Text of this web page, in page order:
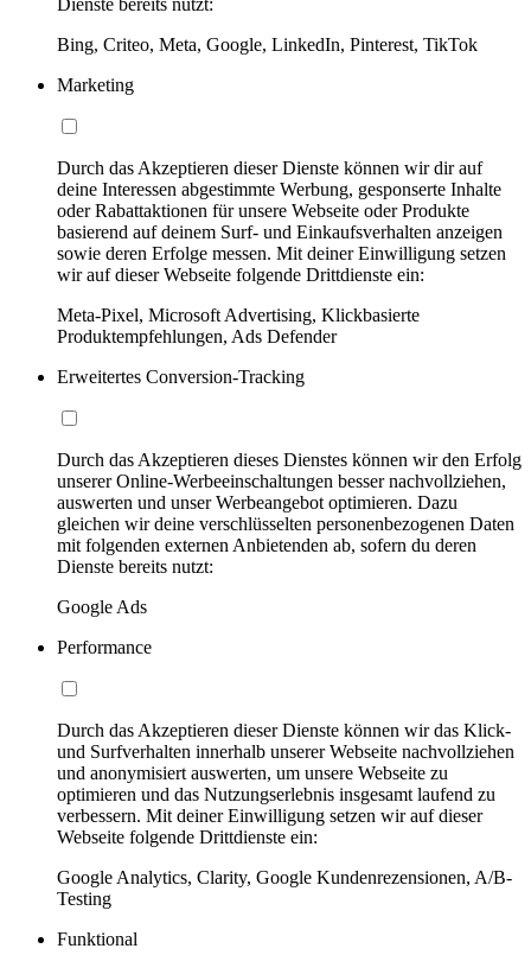
Bing, Criteo, Meta, Google, LinkedIn, Pinterest, TikTok
Marketing
Durch das Akzeptieren dieser Dienste können wir dir auf
deine Interessen abgestimmte Werbung, gesponserte Inhalte
oder Rabattaktionen für unsere Webseite oder Produkte
basierend auf deinem Surf- und Einkaufsverhalten anzeigen
sowie deren Erfolge messen. Mit deiner Einwilligung setzen
wir auf dieser Webseite folgende Drittdienste ein:
Meta-Pixel, Microsoft Advertising, Klickbasierte
Produktempfehlungen, Ads Defender
Erweitertes Conversion-Tracking
Durch das Akzeptieren dieses Dienstes können wir den Erfolg
unserer Online-Werbeeinschaltungen besser nachvollziehen,
auswerten und unser Werbeangebot optimieren. Dazu
gleichen wir deine verschlüsselten personenbezogenen Daten
mit folgenden externen Anbietenden ab, sofern du deren
Dienste bereits nutzt:
Google Ads
Performance
Durch das Akzeptieren dieser Dienste können wir das Klick-
und Surfverhalten innerhalb unserer Webseite nachvollziehen
und anonymisiert auswerten, um unsere Webseite zu
optimieren und das Nutzungserlebnis insgesamt laufend zu
verbessern. Mit deiner Einwilligung setzen wir auf dieser
Webseite folgende Drittdienste ein:
Google Analytics, Clarity, Google Kundenrezensionen, A/B-
Testing
Funktional